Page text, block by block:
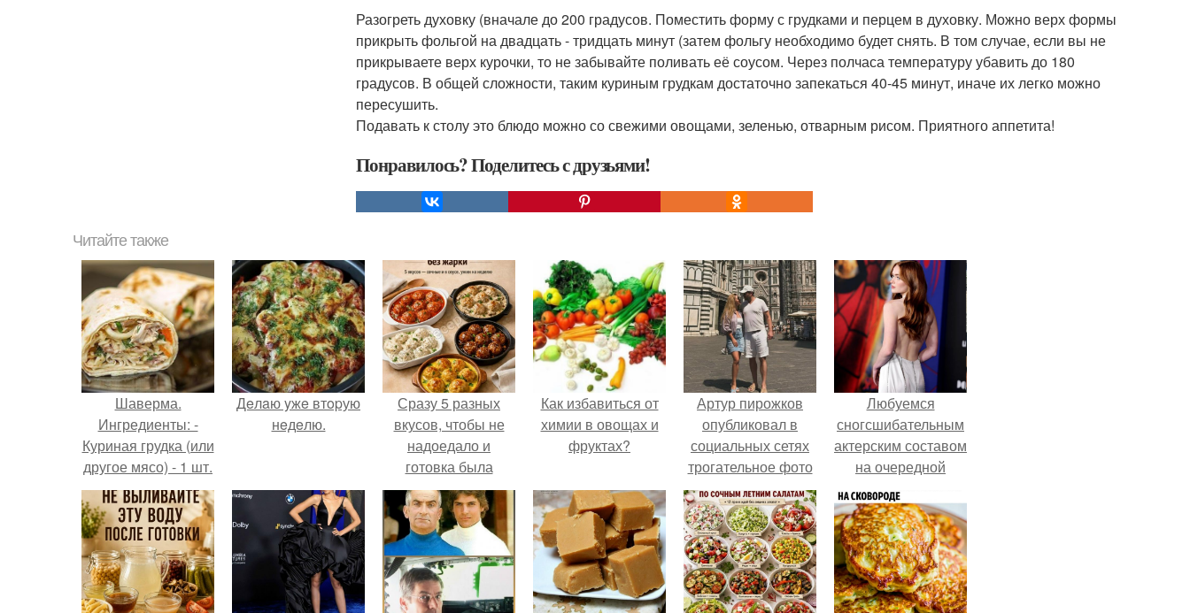
Разогреть духовку (вначале до 200 градусов. Поместить форму с грудками и перцем в духовку. Можно верх формы
прикрыть фольгой на двадцать - тридцать минут (затем фольгу необходимо будет снять. В том случае, если вы не
прикрываете верх курочки, то не забывайте поливать её соусом. Через полчаса температуру убавить до 180
градусов. В общей сложности, таким куриным грудкам достаточно запекаться 40-45 минут, иначе их легко можно
пересушить.
Подавать к столу это блюдо можно со свежими овощами, зеленью, отварным рисом. Приятного аппетита!
Понравилось? Поделитесь с друзьями!
Читайте также
Шаверма.
Ингредиенты: -
Куриная грудка (или
другое мясо) - 1 шт.
Дeлaю yжe втopую
нeдeлю.
Сразу 5 разных
вкусов, чтобы не
надоедало и
готовка была
проще.
Как избавиться от
химии в овощах и
фруктах?
Артур пирожков
опубликовал в
социальных сетях
трогательное фото
с супругой
Анжеликой,
сделанное во
время их недавнего
путешествия в
Италию.
Любуемся
сногсшибательным
актерским составом
на очередной
премьере нового
человека - паука.